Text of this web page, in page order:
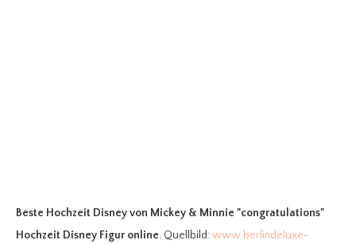
Beste Hochzeit Disneyvon Mickey & Minnie "congratulations"
Hochzeit Disney Figur online. Quellbild:www.berlindeluxe-